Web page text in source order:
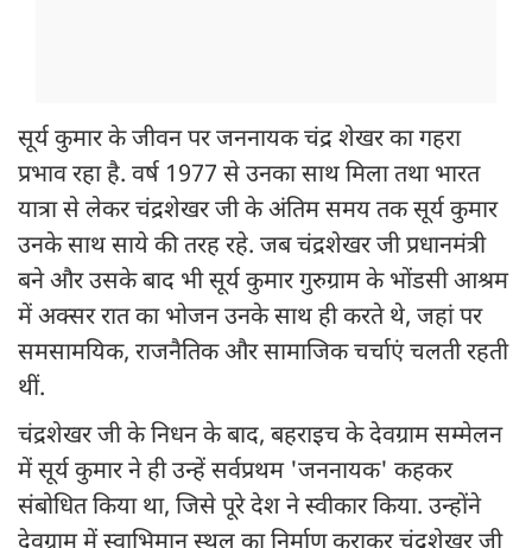
सूर्य कुमार के जीवन पर जननायक चंद्र शेखर का गहरा
प्रभाव रहा है. वर्ष 1977 से उनका साथ मिला तथा भारत
यात्रा से लेकर चंद्रशेखर जी के अंतिम समय तक सूर्य कुमार
उनके साथ साये की तरह रहे. जब चंद्रशेखर जी प्रधानमंत्री
बने और उसके बाद भी सूर्य कुमार गुरुग्राम के भोंडसी आश्रम
में अक्सर रात का भोजन उनके साथ ही करते थे, जहां पर
समसामयिक, राजनैतिक और सामाजिक चर्चाएं चलती रहती
थीं.
चंद्रशेखर जी के निधन के बाद, बहराइच के देवग्राम सम्मेलन
में सूर्य कुमार ने ही उन्हें सर्वप्रथम 'जननायक' कहकर
संबोधित किया था, जिसे पूरे देश ने स्वीकार किया. उन्होंने